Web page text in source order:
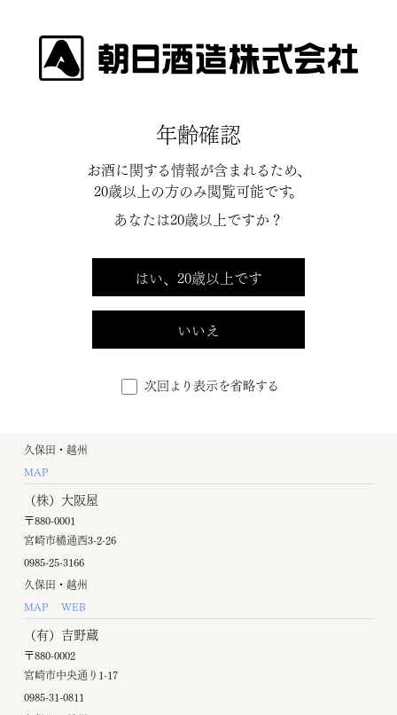
宮崎県の販売店一覧
市区町村選択
久保田・越州
MAP
（株）大阪屋
〒880-0001
宮崎市橘通西3-2-26
0985-25-3166
久保田・越州
MAP
WEB
（有）吉野蔵
〒880-0002
宮崎市中央通り1-17
0985-31-0811
年齢確認
お酒に関する情報が含まれるため、
20歳以上の方のみ閲覧可能です。
あなたは20歳以上ですか？
はい、20歳以上です
いいえ
次回より表示を省略する